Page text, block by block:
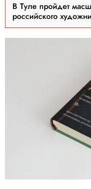
В Туле пройдет
российского